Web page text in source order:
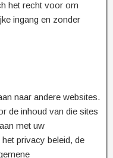
het recht voor om
ingang en zonder
naar andere websites.
de inhoud van die sites
met uw
privacy beleid, de